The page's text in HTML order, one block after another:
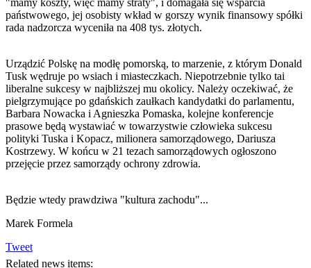
państwowego, jej osobisty wkład w gorszy wynik finansowy spółki
rada nadzorcza wyceniła na 408 tys. złotych.
Urządzić Polskę na modłę pomorską, to marzenie, z którym Donald
Tusk wędruje po wsiach i miasteczkach. Niepotrzebnie tylko tai
liberalne sukcesy w najbliższej mu okolicy. Należy oczekiwać, że
pielgrzymujące po gdańskich zaułkach kandydatki do parlamentu,
Barbara Nowacka i Agnieszka Pomaska, kolejne konferencje
prasowe będą wystawiać w towarzystwie człowieka sukcesu
polityki Tuska i Kopacz, milionera samorządowego, Dariusza
Kostrzewy. W końcu w 21 tezach samorządowych ogłoszono
przejęcie przez samorządy ochrony zdrowia.
Będzie wtedy prawdziwa "kultura zachodu"...
Marek Formela
Tweet
Related news items: